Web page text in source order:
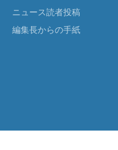
ニュース読者投稿
編集長からの手紙